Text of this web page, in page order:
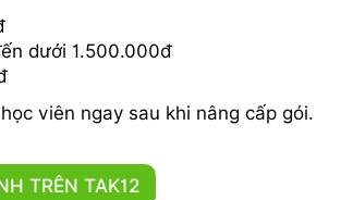
dưới 1.500.000đ
viên ngay sau khi nâng cấp gói.
TRÊN TAK12